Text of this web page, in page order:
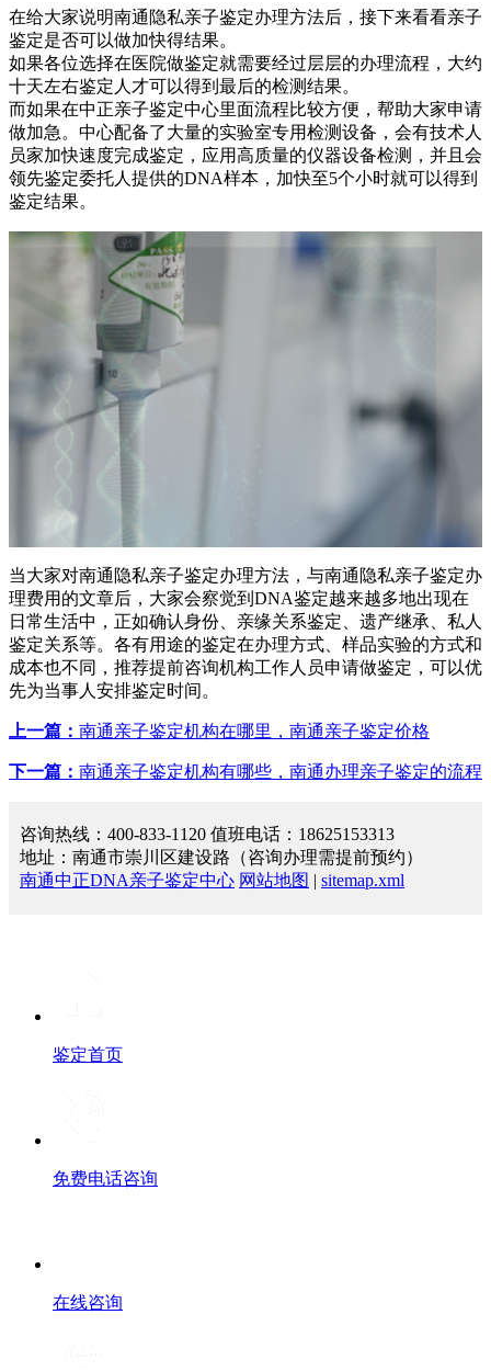
在给大家说明南通隐私亲子鉴定办理方法后，接下来看看亲子
鉴定是否可以做加快得结果。
如果各位选择在医院做鉴定就需要经过层层的办理流程，大约
十天左右鉴定人才可以得到最后的检测结果。
而如果在中正亲子鉴定中心里面流程比较方便，帮助大家申请
做加急。中心配备了大量的实验室专用检测设备，会有技术人
员家加快速度完成鉴定，应用高质量的仪器设备检测，并且会
领先鉴定委托人提供的DNA样本，加快至5个小时就可以得到
鉴定结果。
当大家对南通隐私亲子鉴定办理方法，与南通隐私亲子鉴定办
理费用的文章后，大家会察觉到DNA鉴定越来越多地出现在
日常生活中，正如确认身份、亲缘关系鉴定、遗产继承、私人
鉴定关系等。各有用途的鉴定在办理方式、样品实验的方式和
成本也不同，推荐提前咨询机构工作人员申请做鉴定，可以优
先为当事人安排鉴定时间。
上一篇： 南通亲子鉴定机构在哪里，南通亲子鉴定价格
下一篇： 南通亲子鉴定机构有哪些，南通办理亲子鉴定的流程
咨询热线：400-833-1120 值班电话：18625153313
地址：南通市崇川区建设路（咨询办理需提前预约）
南通中正DNA亲子鉴定中心 网站地图 | sitemap.xml
鉴定首页
免费电话咨询
在线咨询